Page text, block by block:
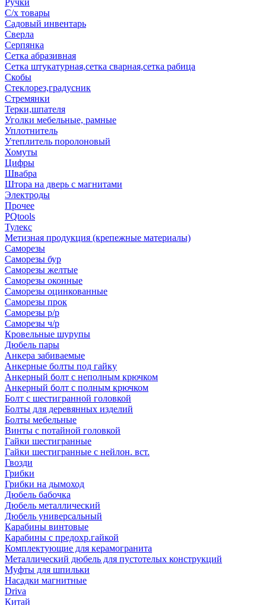
Ручки
С/х товары
Садовый инвентарь
Сверла
Серпянка
Сетка абразивная
Сетка штукатурная,сетка сварная,сетка рабица
Скобы
Стеклорез,градусник
Стремянки
Терки,шпателя
Уголки мебельные, рамные
Уплотнитель
Утеплитель поролоновый
Хомуты
Цифры
Швабра
Штора на дверь с магнитами
Электроды
Прочее
PQtools
Тулекс
Метизная продукция (крепежные материалы)
Саморезы
Саморезы бур
Саморезы желтые
Саморезы оконные
Саморезы оцинкованные
Саморезы прок
Саморезы р/р
Саморезы ч/р
Кровельные шурупы
Дюбель пары
Анкера забиваемые
Анкерные болты под гайку
Анкерный болт с неполным крючком
Анкерный болт с полным крючком
Болт с шестигранной головкой
Болты для деревянных изделий
Болты мебельные
Винты с потайной головкой
Гайки шестигранные
Гайки шестигранные с нейлон. вст.
Гвозди
Грибки
Грибки на дымоход
Дюбель бабочка
Дюбель металлический
Дюбель универсальный
Карабины винтовые
Карабины с предохр.гайкой
Комплектующие для керамогранита
Металлический дюбель для пустотелых конструкций
Муфты для шпильки
Насадки магнитные
Driva
Китай